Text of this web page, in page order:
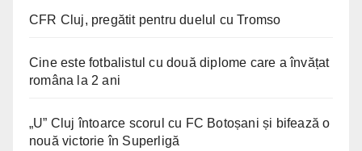
CFR Cluj, pregătit pentru duelul cu Tromso
Cine este fotbalistul cu două diplome care a învățat
româna la 2 ani
„U” Cluj întoarce scorul cu FC Botoșani și bifează o
nouă victorie în Superligă